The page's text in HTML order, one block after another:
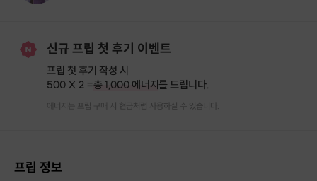
신규 프립 첫 후기 이벤트
프립 첫 후기 작성 시
500 X 2 =총 1,000 에너지를 드립니다.
에너지는 프립 구매 시 현금처럼 사용하실 수 있습니다.
프립 정보